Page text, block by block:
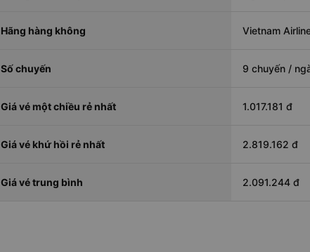
Hãng hàng không Vietnam
Số chuyến 9 chuyến /
Giá vé một chiều rẻ nhất 1.017.181 đ
Giá vé khứ hồi rẻ nhất 2.819.162 đ
Giá vé trung bình 2.091.244 đ